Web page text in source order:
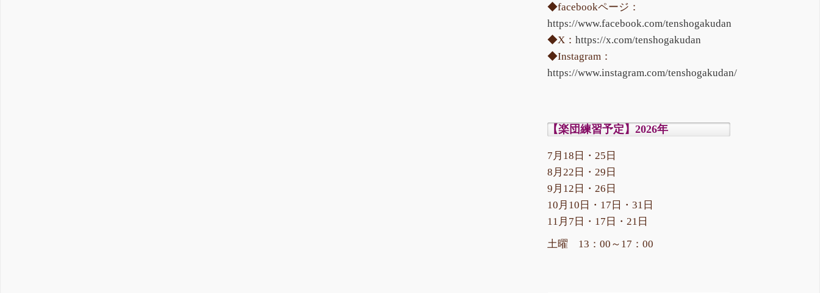
◆facebookページ：
https://www.facebook.com/tenshogakudan
◆X： https://x.com/tenshogakudan
◆Instagram：
https://www.instagram.com/tenshogakudan/
【楽団練習予定】2026年
7月18日・25日
8月22日・29日
9月12日・26日
10月10日・17日・31日
11月7日・17日・21日
土曜 13：00～17：00